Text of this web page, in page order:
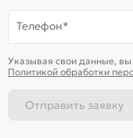
Карта сайта
технологии
Телефон*
Указывая свои данные,
Политикой обработки
Отправить заявку